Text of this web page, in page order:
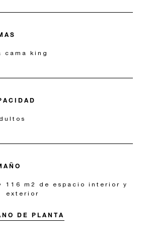
cama king
116 m2 de espacio interior y
exterior
DE PLANTA